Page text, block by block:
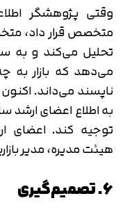
وقتی پژوهشگر
متخصص قرار داد،
تحلیل می‌کند و به
می‌دهد که بازار به
ناپسند می‌داند.
به اطلاع اعضای ارشد
توجیه کند. اعضای
هیئت مدیره، مدیر
6. تصمیم‌گیری